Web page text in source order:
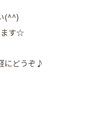
(^^)
ます☆
にどうぞ♪